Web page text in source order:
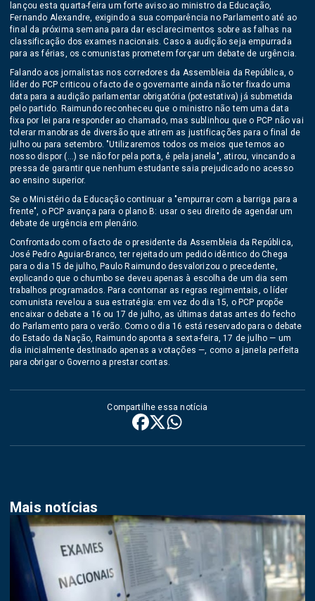
lançou esta quarta-feira um forte aviso ao ministro da Educação,
Fernando Alexandre, exigindo a sua comparência no Parlamento até ao
final da próxima semana para dar esclarecimentos sobre as falhas na
classificação dos exames nacionais. Caso a audição seja empurrada
para as férias, os comunistas prometem forçar um debate de urgência.
Falando aos jornalistas nos corredores da Assembleia da República, o
líder do PCP criticou o facto de o governante ainda não ter fixado uma
data para a audição parlamentar obrigatória (potestativa) já submetida
pelo partido. Raimundo reconheceu que o ministro não tem uma data
fixa por lei para responder ao chamado, mas sublinhou que o PCP não vai
tolerar manobras de diversão que atirem as justificações para o final de
julho ou para setembro. "Utilizaremos todos os meios que temos ao
nosso dispor (…) se não for pela porta, é pela janela", atirou, vincando a
pressa de garantir que nenhum estudante saia prejudicado no acesso
ao ensino superior.
Se o Ministério da Educação continuar a "empurrar com a barriga para a
frente", o PCP avança para o plano B: usar o seu direito de agendar um
debate de urgência em plenário.
Confrontado com o facto de o presidente da Assembleia da República,
José Pedro Aguiar-Branco, ter rejeitado um pedido idêntico do Chega
para o dia 15 de julho, Paulo Raimundo desvalorizou o precedente,
explicando que o chumbo se deveu apenas à escolha de um dia sem
trabalhos programados. Para contornar as regras regimentais, o líder
comunista revelou a sua estratégia: em vez do dia 15, o PCP propõe
encaixar o debate a 16 ou 17 de julho, as últimas datas antes do fecho
do Parlamento para o verão. Como o dia 16 está reservado para o debate
do Estado da Nação, Raimundo aponta a sexta-feira, 17 de julho — um
dia inicialmente destinado apenas a votações —, como a janela perfeita
para obrigar o Governo a prestar contas.
Compartilhe essa notícia
Mais notícias